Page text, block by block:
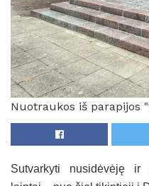
Nuotraukos iš parapijos
Sutvarkyti nusidėvėję ir